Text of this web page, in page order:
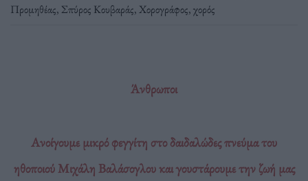
Προμηθέας, Σπύρος Κουβαράς,Χορογράφος,χορός
Άνθρωποι
Ανοίγουμε μικρό φεγγίτη στο δαιδαλώδες πνεύμα του
ηθοποιού Μιχάλη Βαλάσογλου και γουστάρουμε την ζωή μας